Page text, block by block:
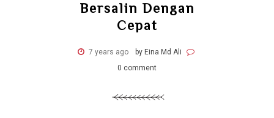
Bersalin Dengan
Cepat
7 years ago
by Eina Md Ali
0 comment